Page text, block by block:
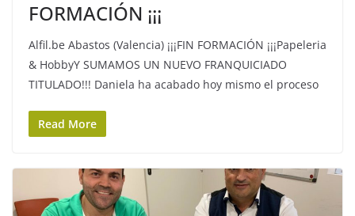
FORMACIÓN ¡¡¡
Alfil.be Abastos (Valencia) ¡¡¡FIN FORMACIÓN ¡¡¡Papeleria
& HobbyY SUMAMOS UN NUEVO FRANQUICIADO
TITULADO!!! Daniela ha acabado hoy mismo el proceso
Read More